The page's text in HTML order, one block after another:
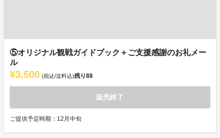
⑤オリジナル観戦ガイドブック＋ご支援感謝のお礼メー
ル
¥3,500 (税込/送料込)残り88
販売終了
ご提供予定時期：12月中旬